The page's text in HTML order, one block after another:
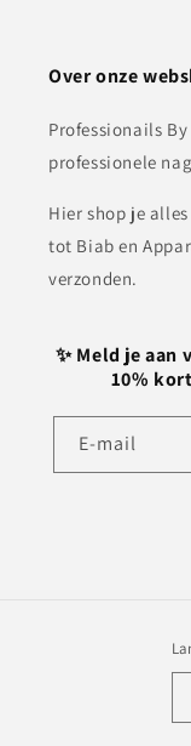
Over onze
Professionails
professionele
Hier shop je
tot Biab en
verzonden.
✨ Meld je aan
10%
E‑mail